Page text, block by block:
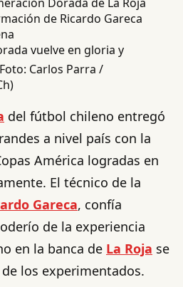
vuelve en gloria y
Carlos Parra /
del fútbol chileno entregó
a nivel país con la
América logradas en
El técnico de la
Gareca, confía
de la experiencia
en la banca de La Roja se
los experimentados.